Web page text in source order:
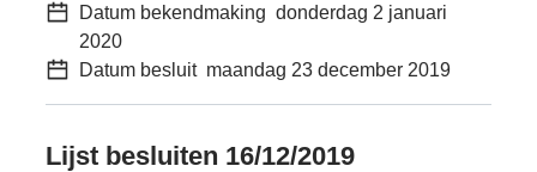
Datum bekendmaking donderdag 2 januari
2020
Datum besluit maandag 23 december 2019
Lijst besluiten 16/12/2019